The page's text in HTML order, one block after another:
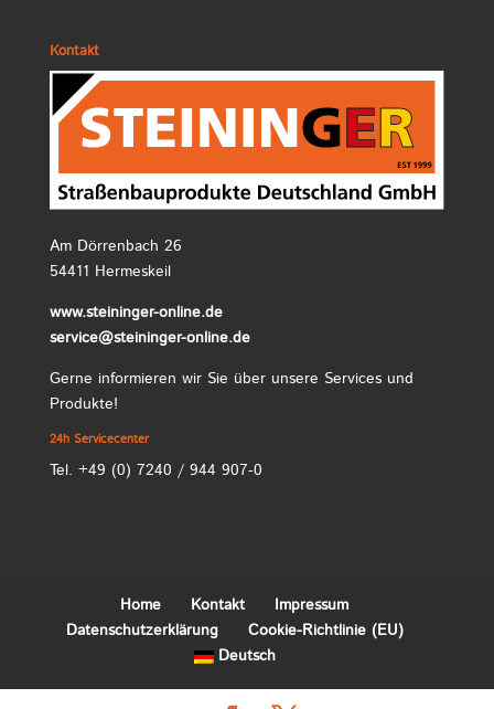
Kontakt
Am Dörrenbach 26
54411 Hermeskeil
www.steininger-online.de
service@steininger-online.de
Gerne informieren wir Sie über unsere Services und
Produkte!
24h Servicecenter
Tel. +49 (0) 7240 / 944 907-0
Home Kontakt
Impressum
Datenschutzerklärung
Cookie-Richtlinie (EU)
Deutsch